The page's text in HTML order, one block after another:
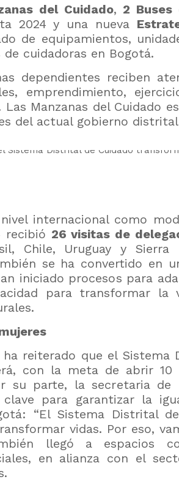
del Cuidado, 2 Buses
2024 y una nueva
de equipamientos,
cuidadoras en Bogotá.
dependientes reciben
emprendimiento,
Manzanas del Cuidado
del actual gobierno distrital
internacional como
recibió 26 visitas de
Chile, Uruguay y Sierra
se ha convertido en
iniciado procesos para
para transformar la
ha reiterado que el
con la meta de abrir 10
su parte, la secretaria
para garantizar la
“El Sistema Distrital
vidas. Por eso,
llegó a espacios
en alianza con el